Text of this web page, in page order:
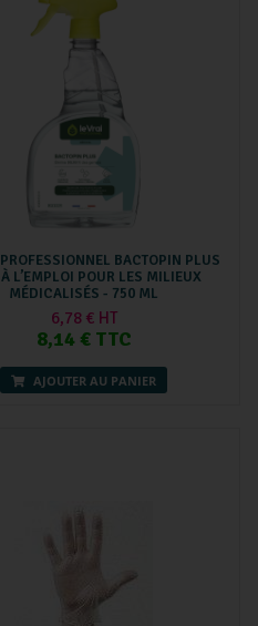
BACTOPIN PLUS
À L’EMPLOI POUR LES MILIEUX
MÉDICALISÉS - 750 ML
6,78 € HT
8,14 € TTC
AJOUTER AU PANIER